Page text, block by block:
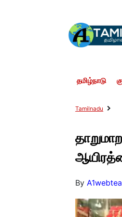
தமிழ்நாடு
Tamilnadu
By